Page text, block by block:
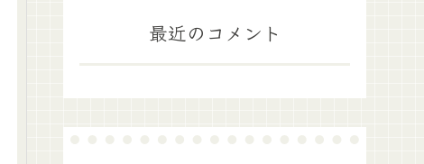
最近のコメント